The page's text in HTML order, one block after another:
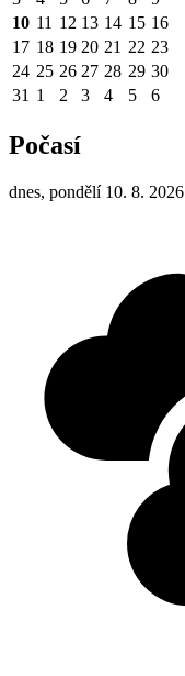
10 11 12 13 14 15 16
17 18 19 20 21 22 23
24 25 26 27 28 29 30
31 1 2 3 4 5 6
Počasí
dnes, pondělí 10. 8. 2026